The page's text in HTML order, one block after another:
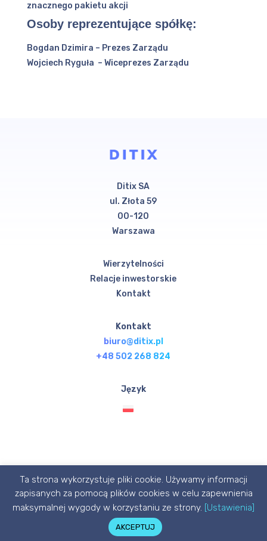
znacznego pakietu akcji
Osoby reprezentujące spółkę:
Bogdan Dzimira – Prezes Zarządu
Wojciech Ryguła – Wiceprezes Zarządu
Ditix SA
ul. Złota 59
00-120
Warszawa
Wierzytelności
Relacje inwestorskie
Kontakt
Kontakt
biuro@ditix.pl
+48 502 268 824
Język
© Ditix.pl 2020 designed with 💙 by P1X3L STUDIO
Ta strona wykorzystuje pliki cookie. Używamy informacji
zapisanych za pomocą plików cookies w celu zapewnienia
maksymalnej wygody w korzystaniu ze strony. [Ustawienia]
AKCEPTUJ